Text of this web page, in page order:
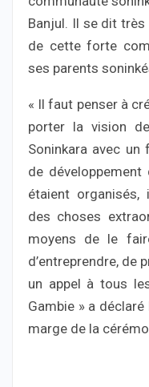
Banjul. Il se dit
de cette forte
ses parents
« Il faut penser à
porter la vision
Soninkara avec
de développement
étaient
des choses
moyens de le
d’entreprendre, de
un appel à tous
Gambie » a
marge de la